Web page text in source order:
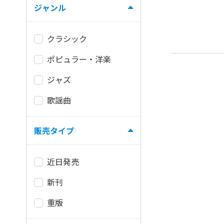
ジャンル
クラシック
ポピュラー・洋楽
ジャズ
歌謡曲
販売タイプ
近日発売
新刊
重版